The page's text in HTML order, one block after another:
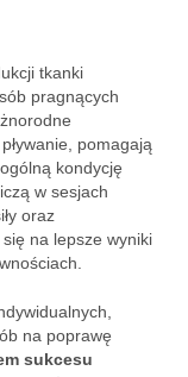
tkanki
pragnących
pomagają
kondycję
w sesjach
oraz
się na lepsze wyniki
na poprawę
sukcesu